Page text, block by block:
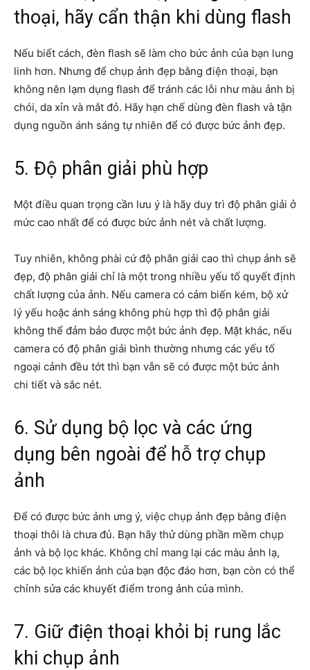
thoại, hãy cẩn thận khi dùng flash
Nếu biết cách, đèn flash sẽ làm cho bức ảnh của bạn lung
linh hơn. Nhưng để chụp ảnh đẹp bằng điện thoại, bạn
không nên lạm dụng flash để tránh các lỗi như màu ảnh bị
chói, da xỉn và mắt đỏ. Hãy hạn chế dùng đèn flash và tận
dụng nguồn ánh sáng tự nhiên để có được bức ảnh đẹp.
5. Độ phân giải phù hợp
Một điều quan trọng cần lưu ý là hãy duy trì độ phân giải ở
mức cao nhất để có được bức ảnh nét và chất lượng.
Tuy nhiên, không phài cứ độ phân giải cao thì chụp ảnh sẽ
đẹp, độ phân giải chỉ là một trong nhiều yếu tố quyết định
chất lượng của ảnh. Nếu camera có cảm biến kém, bộ xử
lý yếu hoặc ánh sáng không phù hợp thì độ phân giải
không thể đảm bảo được một bức ảnh đẹp. Mặt khác, nếu
camera có độ phân giải bình thường nhưng các yếu tố
ngoại cảnh đều tớt thì bạn vẫn sẽ có được một bức ảnh
chi tiết và sắc nét.
6. Sử dụng bộ lọc và các ứng
dụng bên ngoài để hỗ trợ chụp
ảnh
Để có được bức ảnh ưng ý, việc chụp ảnh đẹp bằng điện
thoại thôi là chưa đủ. Bạn hãy thử dùng phần mềm chụp
ảnh và bộ lọc khác. Không chỉ mang lại các màu ảnh lạ,
các bộ lọc khiến ảnh của bạn độc đáo hơn, bạn còn có thể
chỉnh sửa các khuyết điểm trong ảnh của mình.
7. Giữ điện thoại khỏi bị rung lắc
khi chụp ảnh